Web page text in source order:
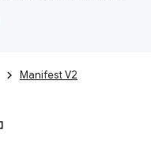
Manifest V2